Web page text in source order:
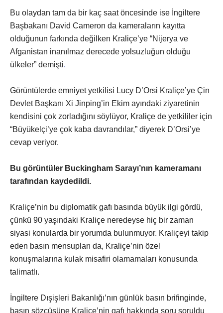
Bu olaydan tam da bir kaç saat öncesinde ise İngiltere
Başbakanı David Cameron da kameraların kayıtta
olduğunun farkında değilken Kraliçe’ye “Nijerya ve
Afganistan inanılmaz derecede yolsuzluğun olduğu
ülkeler” demişti.
Görüntülerde emniyet yetkilisi Lucy D’Orsi Kraliçe’ye Çin
Devlet Başkanı Xi Jinping’in Ekim ayındaki ziyaretinin
kendisini çok zorladığını söylüyor, Kraliçe de yetkililer için
“Büyükelçi’ye çok kaba davrandılar,” diyerek D’Orsi’ye
cevap veriyor.
Bu görüntüler Buckingham Sarayı’nın kameramanı
tarafından kaydedildi.
Kraliçe’nin bu diplomatik gafı basında büyük ilgi gördü,
çünkü 90 yaşındaki Kraliçe neredeyse hiç bir zaman
siyasi konularda bir yorumda bulunmuyor. Kraliçeyi takip
eden basın mensupları da, Kraliçe’nin özel
konuşmalarına kulak misafiri olamamaları konusunda
talimatlı.
İngiltere Dışişleri Bakanlığı’nın günlük basın brifinginde,
basın sözcüsüne Kraliçe’nin gafı hakkında soru soruldu